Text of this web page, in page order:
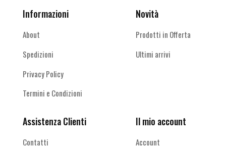
Informazioni
About
Spedizioni
Privacy Policy
Termini e Condizioni
Novità
Prodotti in Offerta
Ultimi arrivi
Assistenza Clienti
Contatti
Il mio account
Account